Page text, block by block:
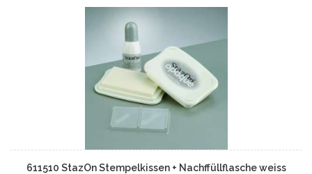
611510 StazOn Stempelkissen + Nachffüllflasche weiss